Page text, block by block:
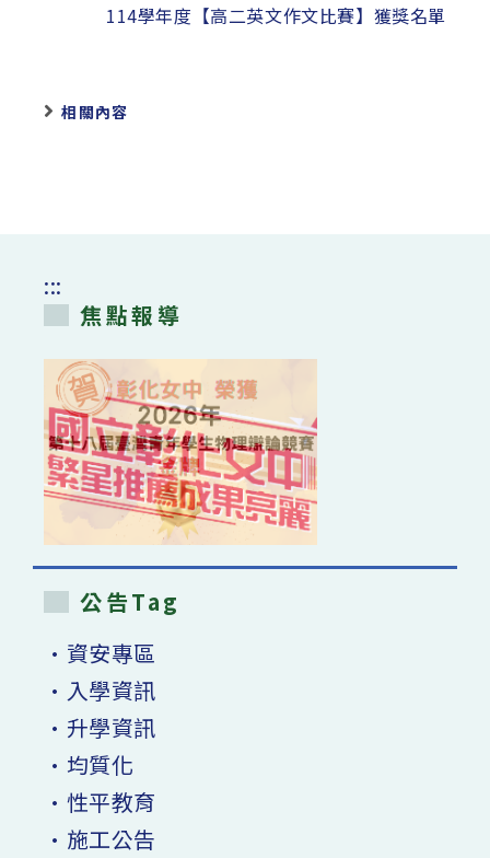
114學年度【高二英文作文比賽】獲獎名單
相關內容
:::
焦點報導
公告Tag
•資安專區
•入學資訊
•升學資訊
•均質化
•性平教育
•施工公告